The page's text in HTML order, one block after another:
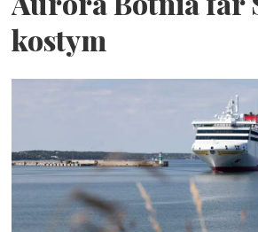
kostym